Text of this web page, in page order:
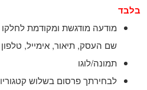
בלבד
מודעה מודגשת ומקודמת לחלקו
שם העסק, תיאור, אימייל,
תמונה/לוגו
לבחירתך פרסום בשלוש